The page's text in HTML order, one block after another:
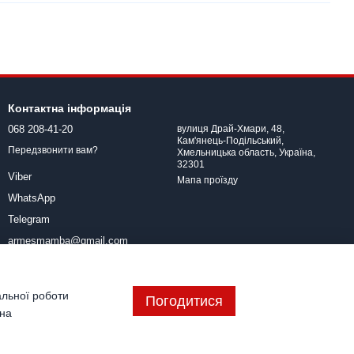
Контактна інформація
068 208-41-20
Передзвонити вам?
Viber
WhatsApp
Telegram
armesmamba@gmail.com
вулиця Драй-Хмари, 48,
Кам'янець-Подільський,
Хмельницька область, Україна,
32301
Мапа проїзду
роботи
Погодитися